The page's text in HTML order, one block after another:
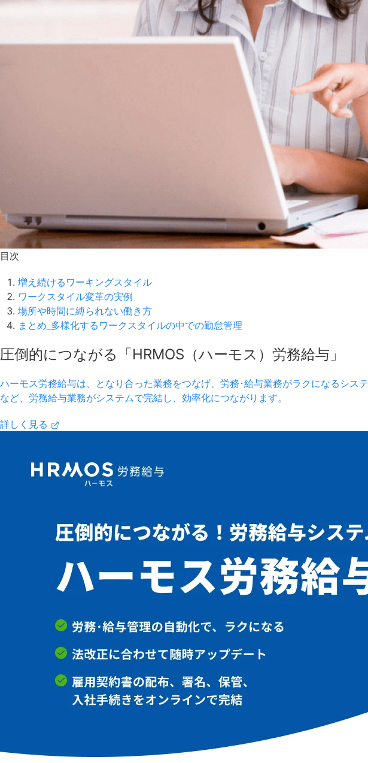
目次
増え続けるワーキングスタイル
ワークスタイル変革の実例
場所や時間に縛られない働き方
まとめ_多様化するワークスタイルの中での勤怠管理
圧倒的につながる「HRMOS（ハーモス）労務給与」
ハーモス労務給与は、となり合った業務をつなげ、労務･給与業務がラクになるシ
など、労務給与業務がシステムで完結し、効率化につながります。
詳しく見る